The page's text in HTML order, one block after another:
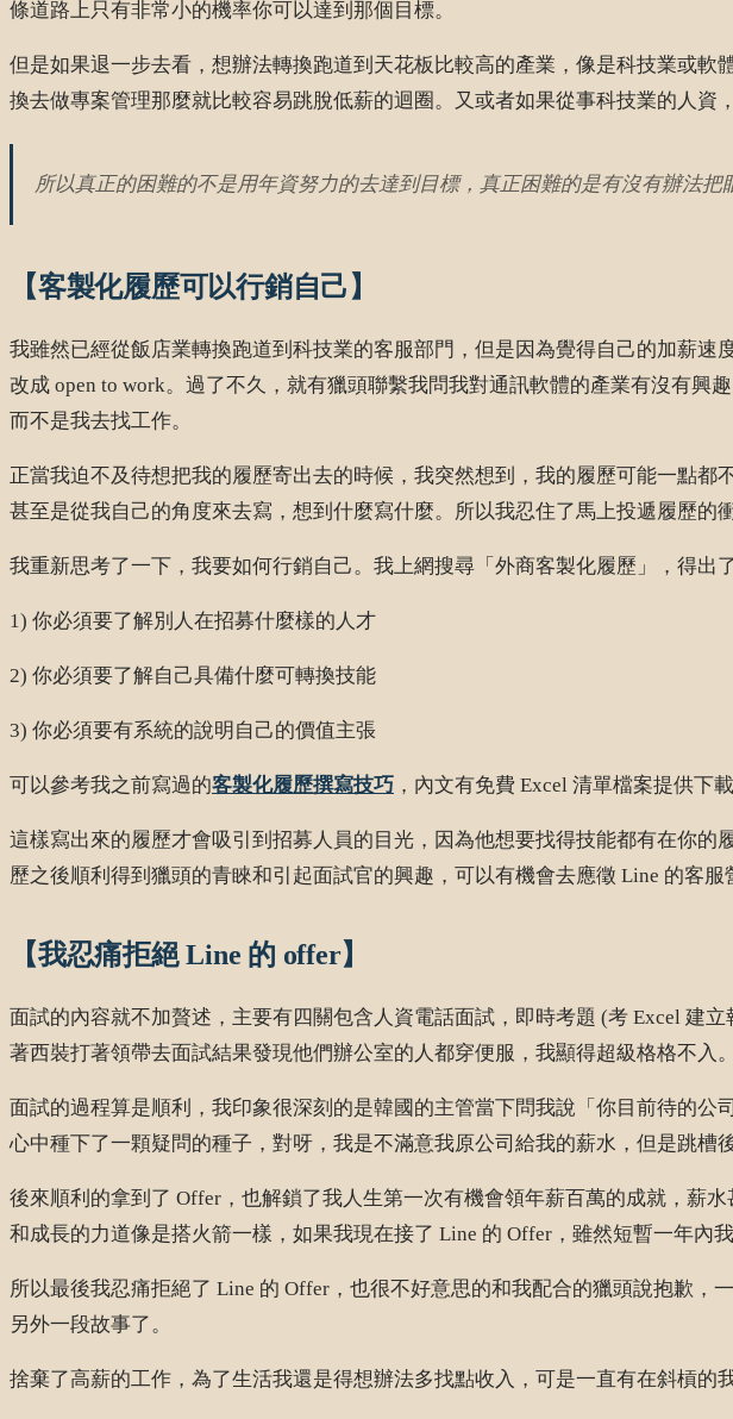
條道路上只有非常小的機率你可以達到那個目標。
但是如果退一步去看，想辦法轉換跑道到天花板比較高的產業，像是科技業或
換去做專案管理那麼就比較容易跳脫低薪的迴圈。又或者如果從事科技業的人資
所以真正的困難的不是用年資努力的去達到目標，真正困難的是有沒有辦法
【客製化履歷可以行銷自己】
我雖然已經從飯店業轉換跑道到科技業的客服部門，但是因為覺得自己的加薪
改成 open to work。過了不久，就有獵頭聯繫我問我對通訊軟體的產業有沒有
而不是我去找工作。
正當我迫不及待想把我的履歷寄出去的時候，我突然想到，我的履歷可能一點
甚至是從我自己的角度來去寫，想到什麼寫什麼。所以我忍住了馬上投遞履歷的
我重新思考了一下，我要如何行銷自己。我上網搜尋「外商客製化履歷」，得出
1) 你必須要了解別人在招募什麼樣的人才
2) 你必須要了解自己具備什麼可轉換技能
3) 你必須要有系統的說明自己的價值主張
可以參考我之前寫過的客製化履歷撰寫技巧 ，內文有免費 Excel 清單檔案提供下載
這樣寫出來的履歷才會吸引到招募人員的目光，因為他想要找得技能都有在你
歷之後順利得到獵頭的青睞和引起面試官的興趣，可以有機會去應徵 Line 的客服
【我忍痛拒絕 Line 的 offer】
面試的內容就不加贅述，主要有四關包含人資電話面試，即時考題 (考 Excel 建
著西裝打著領帶去面試結果發現他們辦公室的人都穿便服，我顯得超級格格不入
面試的過程算是順利，我印象很深刻的是韓國的主管當下問我說「你目前待的
心中種下了一顆疑問的種子，對呀，我是不滿意我原公司給我的薪水，但是跳
後來順利的拿到了 Offer，也解鎖了我人生第一次有機會領年薪百萬的成就，薪
和成長的力道像是搭火箭一樣，如果我現在接了 Line 的 Offer，雖然短暫一年內
所以最後我忍痛拒絕了 Line 的 Offer，也很不好意思的和我配合的獵頭說抱歉
另外一段故事了。
捨棄了高薪的工作，為了生活我還是得想辦法多找點收入，可是一直有在斜槓的